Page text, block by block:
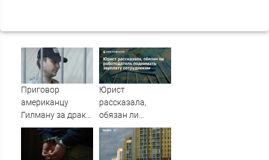
Приговор
американцу
Гилману за драки
в воронежском
потребовали
Юрист
рассказала,
обязан ли
работодатель
поднимать
зарплату